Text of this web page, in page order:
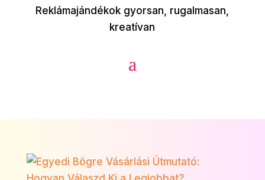
Reklámajándékok gyorsan, rugalmasan,
kreatívan